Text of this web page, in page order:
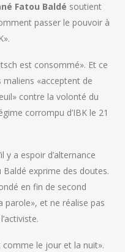
Fatou Baldé soutient
passer le pouvoir à
est consommé». Et ce
«acceptent de
contre la volonté du
corrompu d’IBK le 21
y a espoir d’alternance
Baldé exprime des doutes.
en fin de second
parole», et ne réalise pas
comme le jour et la nuit».